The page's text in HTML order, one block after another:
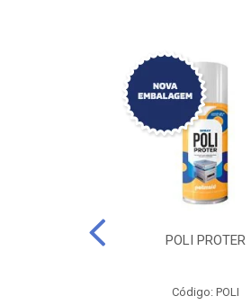
POLI PROTER
Código: POLI